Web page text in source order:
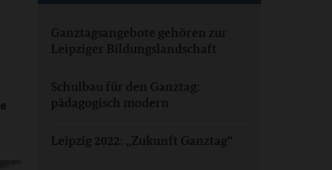
Ganztagsangebote gehören zur
Leipziger Bildungslandschaft
Schulbau für den Ganztag:
pädagogisch modern
Leipzig 2022: „Zukunft Ganztag“